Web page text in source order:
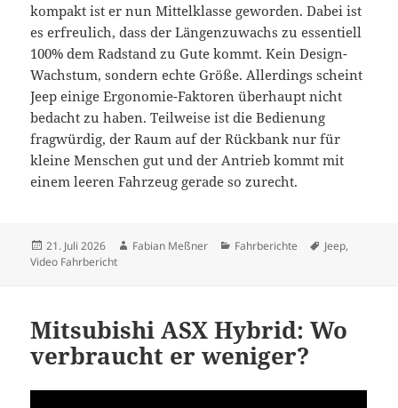
kompakt ist er nun Mittelklasse geworden. Dabei ist
es erfreulich, dass der Längenzuwachs zu essentiell
100% dem Radstand zu Gute kommt. Kein Design-
Wachstum, sondern echte Größe. Allerdings scheint
Jeep einige Ergonomie-Faktoren überhaupt nicht
bedacht zu haben. Teilweise ist die Bedienung
fragwürdig, der Raum auf der Rückbank nur für
kleine Menschen gut und der Antrieb kommt mit
einem leeren Fahrzeug gerade so zurecht.
Veröffentlicht
am
21. Juli 2026 Autor
Fabian Meßner Kategorien
Fahrberichte Schlagwörter
Jeep,
Video Fahrbericht
Mitsubishi ASX Hybrid: Wo
verbraucht er weniger?